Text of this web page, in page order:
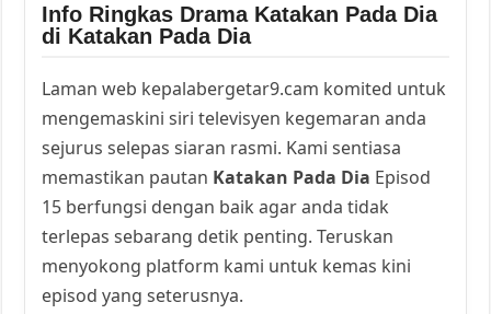
Info Ringkas Drama Katakan Pada Dia
di Katakan Pada Dia
Laman web kepalabergetar9.cam komited untuk
mengemaskini siri televisyen kegemaran anda
sejurus selepas siaran rasmi. Kami sentiasa
memastikan pautan Katakan Pada Dia Episod
15 berfungsi dengan baik agar anda tidak
terlepas sebarang detik penting. Teruskan
menyokong platform kami untuk kemas kini
episod yang seterusnya.